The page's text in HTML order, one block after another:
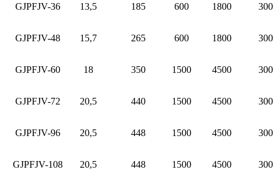
GJPFJV-36 13,5 185 600 1800 300
GJPFJV-48 15,7 265 600 1800 300
GJPFJV-60 18 350 1500 4500 300
GJPFJV-72 20,5 440 1500 4500 300
GJPFJV-96 20,5 448 1500 4500 300
GJPFJV-108 20,5 448 1500 4500 300